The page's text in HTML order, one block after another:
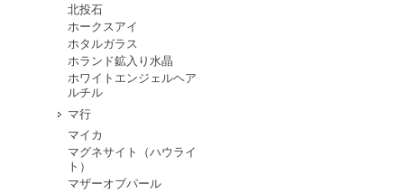
北投石
ホークスアイ
ホタルガラス
ホランド鉱入り水晶
ホワイトエンジェルヘア
ルチル
マ行
マイカ
マグネサイト（ハウライ
ト）
マザーオブパール